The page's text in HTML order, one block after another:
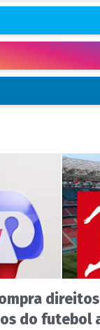
do futebol